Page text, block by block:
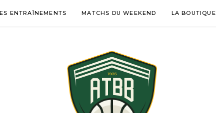
ENTRAÎNEMENTS MATCHS DU WEEKEND LA BOUTIQUE